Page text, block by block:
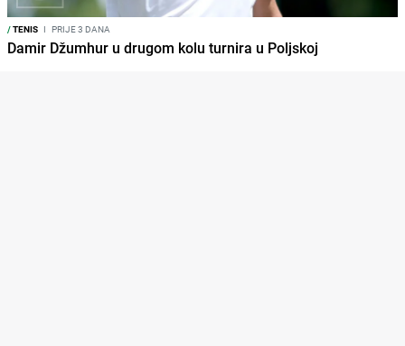
/TENIS I PRIJE 3 DANA
Damir Džumhur u drugom kolu turnira u Poljskoj